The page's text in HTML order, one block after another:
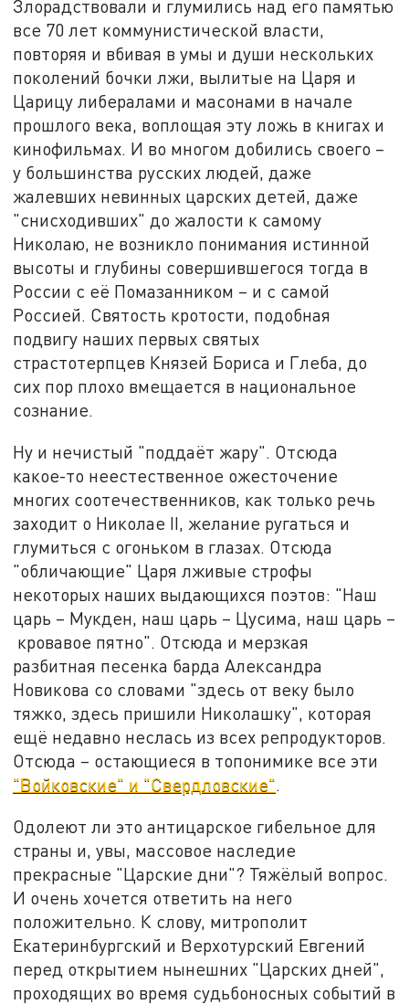
Злорадствовали и глумились над его памятью
все 70 лет коммунистической власти,
повторяя и вбивая в умы и души нескольких
поколений бочки лжи, вылитые на Царя и
Царицу либералами и масонами в начале
прошлого века, воплощая эту ложь в книгах и
кинофильмах. И во многом добились своего –
у большинства русских людей, даже
жалевших невинных царских детей, даже
"снисходивших" до жалости к самому
Николаю, не возникло понимания истинной
высоты и глубины совершившегося тогда в
России с её Помазанником – и с самой
Россией. Святость кротости, подобная
подвигу наших первых святых
страстотерпцев Князей Бориса и Глеба, до
сих пор плохо вмещается в национальное
сознание.
Ну и нечистый "поддаёт жару". Отсюда
какое-то неестественное ожесточение
многих соотечественников, как только речь
заходит о Николае II, желание ругаться и
глумиться с огоньком в глазах. Отсюда
"обличающие" Царя лживые строфы
некоторых наших выдающихся поэтов: "Наш
царь – Мукден, наш царь – Цусима, наш царь –
кровавое пятно". Отсюда и мерзкая
разбитная песенка барда Александра
Новикова со словами "здесь от веку было
тяжко, здесь пришили Николашку", которая
ещё недавно неслась из всех репродукторов.
Отсюда – остающиеся в топонимике все эти
"Войковские" и "Свердловские".
Одолеют ли это антицарское гибельное для
страны и, увы, массовое наследие
прекрасные "Царские дни"? Тяжёлый вопрос.
И очень хочется ответить на него
положительно. К слову, митрополит
Екатеринбургский и Верхотурский Евгений
перед открытием нынешних "Царских дней",
проходящих во время судьбоносных событий в